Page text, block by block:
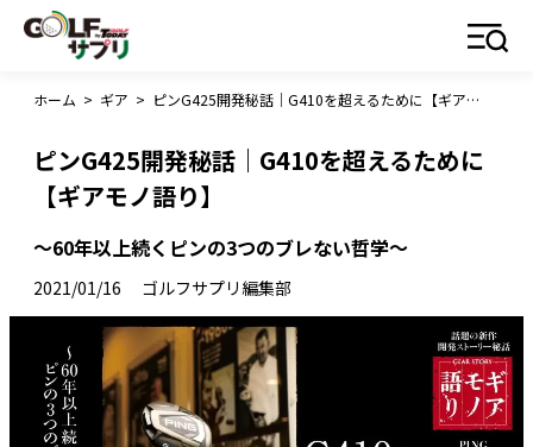
ホーム > ギア > ピンG425開発秘話｜G410を超えるために【ギアモノ語り】
ピンG425開発秘話｜G410を超えるために
【ギアモノ語り】
〜60年以上続くピンの3つのブレない哲学〜
2021/01/16 ゴルフサプリ編集部